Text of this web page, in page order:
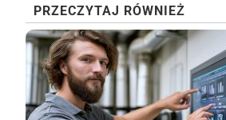
PRZECZYTAJ RÓWNIEŻ